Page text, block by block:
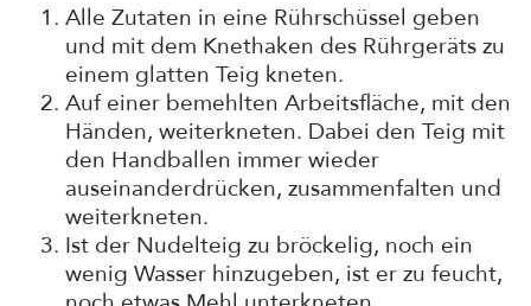
Alle Zutaten in eine Rührschüssel geben
und mit dem Knethaken des Rührgeräts zu
einem glatten Teig kneten.
Auf einer bemehlten Arbeitsfläche, mit den
Händen, weiterkneten. Dabei den Teig mit
den Handballen immer wieder
auseinanderdrücken, zusammenfalten und
weiterkneten.
Ist der Nudelteig zu bröckelig, noch ein
wenig Wasser hinzugeben, ist er zu feucht,